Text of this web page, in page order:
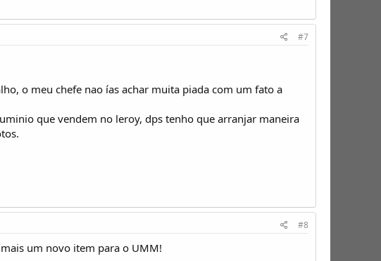
#7
o meu chefe nao ías achar muita piada com um fato a
que vendem no leroy, dps tenho que arranjar maneira
#8
um novo item para o UMM!